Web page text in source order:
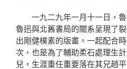
一九二九年一月十一日，
魯迅與北舊書局的關系呈現了
出剛健樸素的版畫。一起配合
次，也是為了輔助柔石處理生
兒，生涯重任重要落在其兄趙